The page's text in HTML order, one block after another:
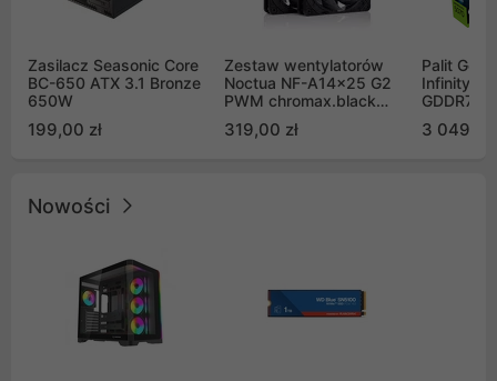
Zasilacz Seasonic Core
BC-650 ATX 3.1 Bronze
650W
199,00 zł
Zestaw wentylatorów
Noctua NF-A14x25 G2
PWM chromax.black
Push Pull (2szt)
319,00 zł
Palit
Infinity 3
GDDR7
GB2050S)
3 049,00
Nowości